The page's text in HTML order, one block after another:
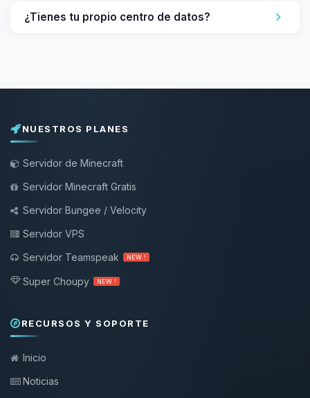
¿Tienes tu propio centro de datos?
NUESTROS PLANES
Servidor de Minecraft
Servidor Minecraft Gratis
Servidor Bungee / Velocity
Servidor VPS
Servidor Teamspeak
NEW !
Super Choupy NEW !
RECURSOS Y SOPORTE
Inicio
Noticias